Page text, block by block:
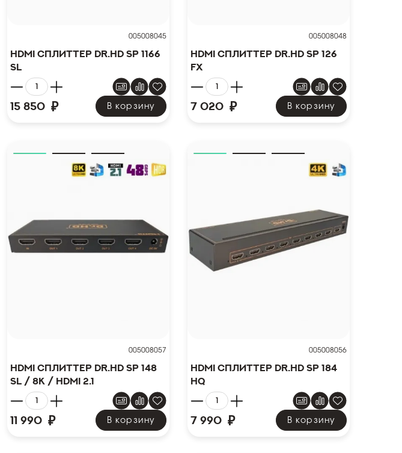
005008045
HDMI сплиттер Dr.HD SP 1166
SL
15 850 ₽ В корзину
005008048
HDMI сплиттер Dr.HD SP 126
FX
7 020 ₽ В корзину
005008057
HDMI сплиттер Dr.HD SP 148
SL / 8K / HDMI 2.1
11 990 ₽ В корзину
005008056
HDMI сплиттер Dr.HD SP 184
HQ
7 990 ₽ В корзину